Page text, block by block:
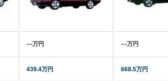
‐‐‐万円
439.4万円
‐‐‐万円
668.5万円